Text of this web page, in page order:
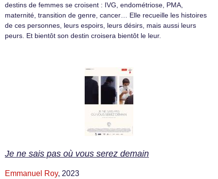
destins de femmes se croisent : IVG, endométriose, PMA,
maternité, transition de genre, cancer… Elle recueille les histoires
de ces personnes, leurs espoirs, leurs désirs, mais aussi leurs
peurs. Et bientôt son destin croisera bientôt le leur.
Je ne sais pas où vous serez demain
Emmanuel Roy, 2023